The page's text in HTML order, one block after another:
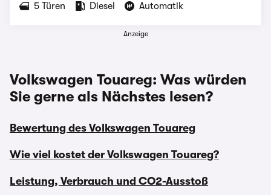
‪5‬ Türen Diesel Automatik
Anzeige
Volkswagen Touareg: Was würden
Sie gerne als Nächstes lesen?
Bewertung des Volkswagen Touareg
Wie viel kostet der Volkswagen Touareg?
Leistung, Verbrauch und CO2-Ausstoß